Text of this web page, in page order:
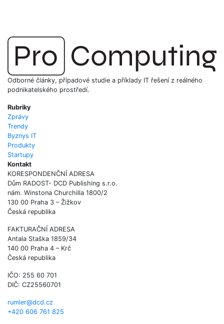
Odborné články, případové studie a příklady IT řešení z reálného
podnikatelského prostředí.
Rubriky
Zprávy
Trendy
Byznys IT
Produkty
Startupy
Kontakt
KORESPONDENČNÍ ADRESA
Dům RADOST- DCD Publishing s.r.o.
nám. Winstona Churchilla 1800/2
130 00 Praha 3 – Žižkov
Česká republika
FAKTURAČNÍ ADRESA
Antala Staška 1859/34
140 00 Praha 4 – Krč
Česká republika
IČO: 255 60 701
DIČ: CZ25560701
rumler@dcd.cz
+420 606 761 825